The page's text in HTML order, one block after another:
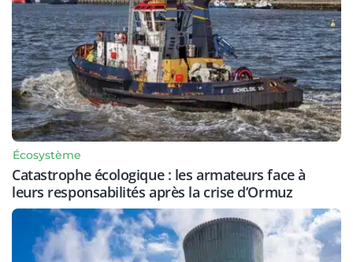
Écosystème
Catastrophe écologique : les armateurs face à
leurs responsabilités après la crise d’Ormuz